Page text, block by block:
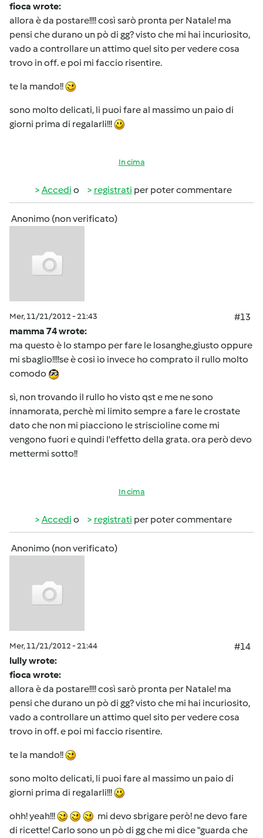
fioca wrote:
allora è da postare!!!! così sarò pronta per Natale! ma
pensi che durano un pò di gg? visto che mi hai incuriosito,
vado a controllare un attimo quel sito per vedere cosa
trovo in off. e poi mi faccio risentire.
te la mando!!
sono molto delicati, li puoi fare al massimo un paio di
giorni prima di regalarli!!!
In cima
Accedi o registrati per poter commentare
Anonimo (non verificato)
Mer, 11/21/2012 - 21:43
#13
mamma 74 wrote:
ma questo è lo stampo per fare le losanghe,giusto oppure
mi sbaglio!!!!se è cosi io invece ho comprato il rullo molto
comodo
sì, non trovando il rullo ho visto qst e me ne sono
innamorata, perchè mi limito sempre a fare le crostate
dato che non mi piacciono le striscioline come mi
vengono fuori e quindi l'effetto della grata. ora però devo
mettermi sotto!!
In cima
Accedi o registrati per poter commentare
Anonimo (non verificato)
Mer, 11/21/2012 - 21:44
#14
lully wrote:
fioca wrote:
allora è da postare!!!! così sarò pronta per Natale! ma
pensi che durano un pò di gg? visto che mi hai incuriosito,
vado a controllare un attimo quel sito per vedere cosa
trovo in off. e poi mi faccio risentire.
te la mando!!
sono molto delicati, li puoi fare al massimo un paio di
giorni prima di regalarli!!!
ohh! yeah!!!
mi devo sbrigare però! ne devo fare
di ricette! Carlo sono un pò di gg che mi dice "guarda che